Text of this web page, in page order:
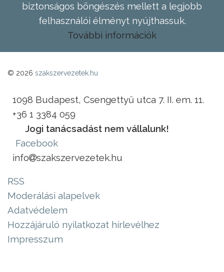
biztonságos böngészés mellett a legjobb
felhasználói élményt nyújthassuk.
További információk
© 2026 szakszervezetek.hu
1098 Budapest, Csengettyű utca 7. II. em. 11.
+36 1 3384 059
Jogi tanácsadást nem vállalunk!
Facebook
info
szakszervezetek.hu
RSS
Moderálási alapelvek
Adatvédelem
Hozzájáruló nyilatkozat hírlevélhez
Impresszum